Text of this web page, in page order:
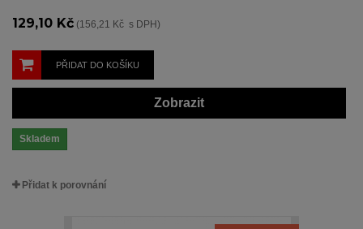
129,10 Kč (156,21 Kč s DPH)
PŘIDAT DO KOŠÍKU
Zobrazit
Skladem
Přidat k porovnání